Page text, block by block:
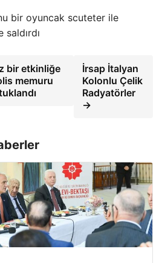
bir oyuncak scuteter ile
bir etkinliğe
memuru
İrsap İtalyan
Kolonlu Çelik
Radyatörler
→